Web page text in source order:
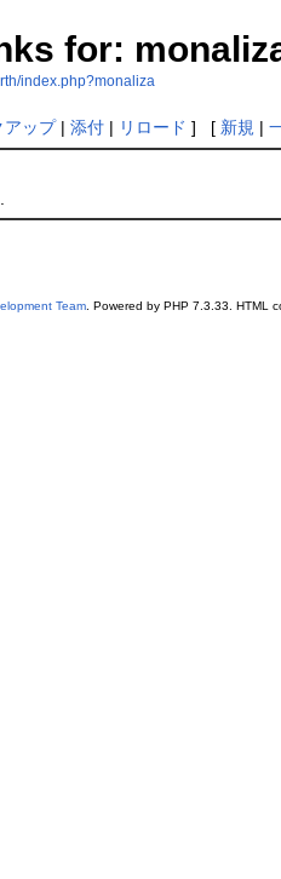
for:
index.php?monaliza
アップ| 添付| リロード ] [ 新規 |
Team. Powered by PHP 7.3.33. HTML